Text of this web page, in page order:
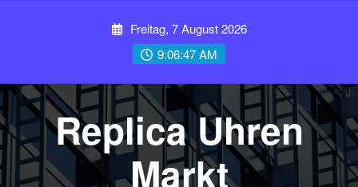
Freitag, 7 August 2026
9:06:48 AM
Replica Uhren
Markt